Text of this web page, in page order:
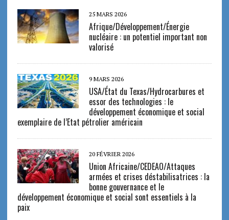
25 MARS 2026
Afrique/Développement/Énergie
nucléaire : un potentiel important non
valorisé
9 MARS 2026
USA/État du Texas/Hydrocarbures et
essor des technologies : le
développement économique et social
exemplaire de l’Etat pétrolier américain
20 FÉVRIER 2026
Union Africaine/CEDEAO/Attaques
armées et crises déstabilisatrices : la
bonne gouvernance et le
développement économique et social sont essentiels à la
paix